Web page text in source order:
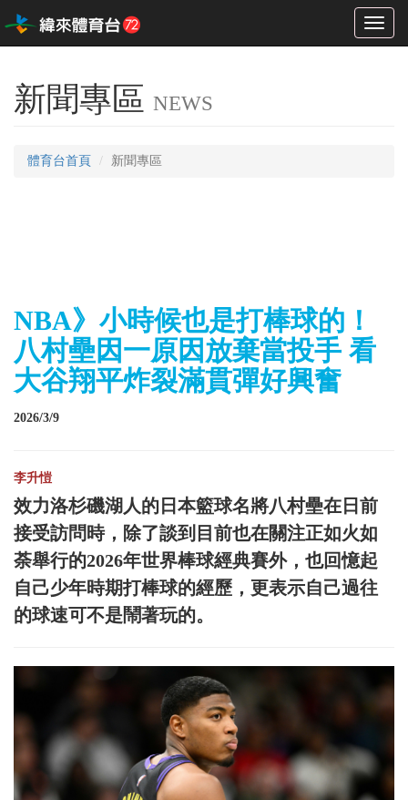
Toggle
新聞專區 NEWS
體育台首頁 新聞專區
NBA》小時候也是打棒球的！
八村壘因一原因放棄當投手 看
大谷翔平炸裂滿貫彈好興奮
2026/3/9
李升愷
效力洛杉磯湖人的日本籃球名將八村壘在日前
接受訪問時，除了談到目前也在關注正如火如
荼舉行的2026年世界棒球經典賽外，也回憶起
自己少年時期打棒球的經歷，更表示自己過往
的球速可不是鬧著玩的。